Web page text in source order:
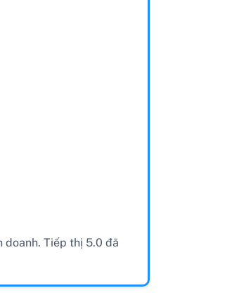
doanh. Tiếp thị 5.0 đã